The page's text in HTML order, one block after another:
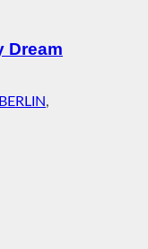
Dream
,